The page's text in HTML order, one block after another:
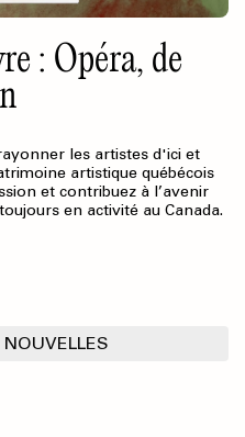
: Opéra, de
les artistes d'ici et
artistique québécois
et contribuez à l’avenir
en activité au Canada.